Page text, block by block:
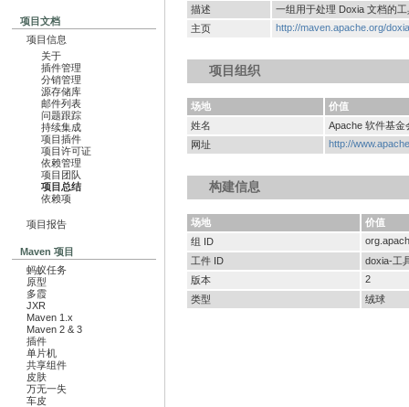
项目文档
项目信息
关于
插件管理
分销管理
源存储库
邮件列表
问题跟踪
持续集成
项目插件
项目许可证
依赖管理
项目团队
项目总结
依赖项
项目报告
Maven 项目
蚂蚁任务
原型
多霞
JXR
Maven 1.x
Maven 2 & 3
插件
单片机
共享组件
皮肤
万无一失
车皮
描述
一组用于处理 Doxia 文档的工
主页
http://maven.apache.org/
项目组织
场地
价值
姓名
Apache 软件基金
网址
http://
构建信息
场地
价值
组 ID
工件 ID
doxia-工
版本
2
类型
绒球